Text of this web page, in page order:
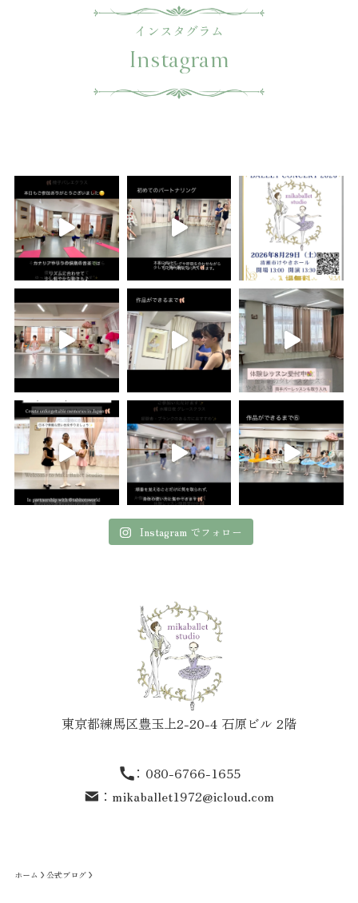
インスタグラム
Instagram
Instagram でフォロー
東京都練馬区豊玉上2-20-4 石原ビル 2階
： 080-6766-1655
： mikaballet1972@icloud.com
ホーム 公式ブログ